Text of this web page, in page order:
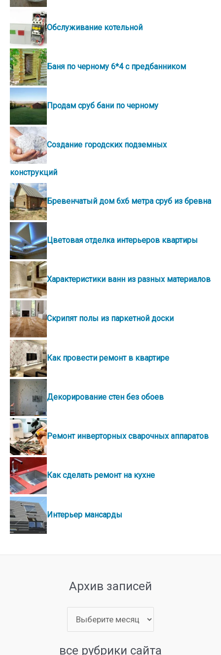
Обслуживание котельной
Баня по черному 6*4 с предбанником
Продам сруб бани по черному
Создание городских подземных
конструкций
Бревенчатый дом 6х6 метра сруб из бревна
Цветовая отделка интерьеров квартиры
Характеристики ванн из разных материалов
Скрипят полы из паркетной доски
Как провести ремонт в квартире
Декорирование стен без обоев
Ремонт инверторных сварочных аппаратов
Как сделать ремонт на кухне
Интерьер мансарды
Архив записей
записей
все рубрики сайта